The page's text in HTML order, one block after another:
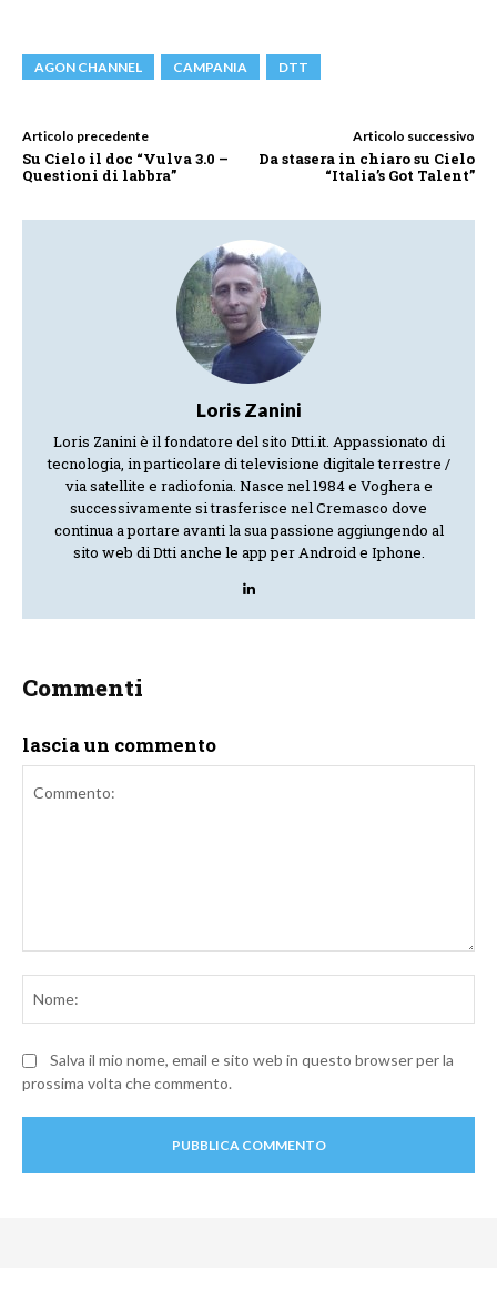
AGON CHANNEL CAMPANIA DTT
Articolo precedente
Su Cielo il doc “Vulva 3.0 –
Questioni di labbra”
Articolo successivo
Da stasera in chiaro su Cielo
“Italia’s Got Talent”
Loris Zanini
Loris Zanini è il fondatore del sito Dtti.it. Appassionato di
tecnologia, in particolare di televisione digitale terrestre /
via satellite e radiofonia. Nasce nel 1984 e Voghera e
successivamente si trasferisce nel Cremasco dove
continua a portare avanti la sua passione aggiungendo al
sito web di Dtti anche le app per Android e Iphone.
Commenti
lascia un commento
Salva il mio nome, email e sito web in questo browser per la
prossima volta che commento.